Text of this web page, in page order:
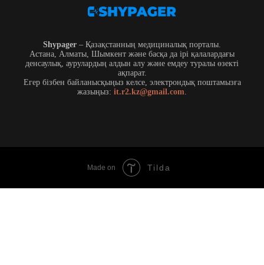
Shypager – Қазақстанның медициналық порталы.
Астана, Алматы, Шымкент және басқа да ірі қалалардағы
денсаулық, аурулардың алдын алу және емдеу туралы өзекті
ақпарат.
Егер бізбен байланысқыңыз келсе, электрондық поштамызға
жазыңыз: it.r2.kz@gmail.com.
Made on Tilda